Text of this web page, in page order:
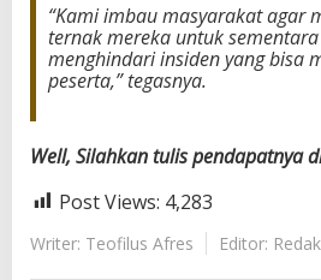
“Kami imbau masyarakat agar
ternak mereka untuk
menghindari insiden yang bisa
peserta,” tegasnya.
Well, Silahkan tulis pendapatnya
Post Views: 4,283
Writer: Teofilus Afres Editor: